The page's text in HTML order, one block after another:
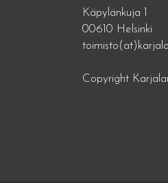
Käpylänkuja 1
00610 Helsinki
Copyright